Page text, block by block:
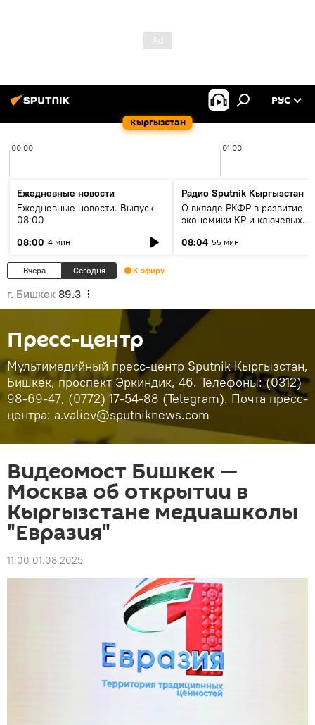
Кыргызстан
РУС
00:00 01:00
Ежедневные новости
Ежедневные новости. Выпуск
08:00
08:00 4 мин
Радио Sputnik Кыргызстан
О вкладе РКФР в развитие
экономики КР и ключевых
08:04 55 мин
Вчера Сегодня К эфиру
г. Бишкек 89.3
Пресс-центр
Мультимедийный пресс-центр Sputnik Кыргызстан,
Бишкек, проспект Эркиндик, 46. Телефоны: (0312)
98-69-47, (0772) 17-54-88 (Telegram). Почта пресс-
центра: a.valiev@sputniknews.com
Видеомост Бишкек —
Москва об открытии в
Кыргызстане медиашколы
"Евразия"
11:00 01.08.2025